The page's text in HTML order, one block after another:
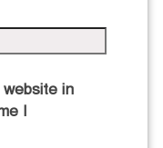
in
I